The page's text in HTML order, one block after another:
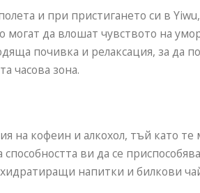
и при пристигането си в
могат да влошат чувството на
почивка и релаксация, за да
часова зона.
на кофеин и алкохол, тъй като те
ви да се
напитки и билкови